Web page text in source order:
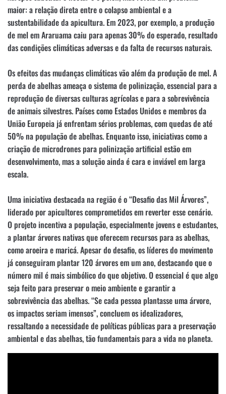
maior: a relação direta entre o colapso ambiental e a
sustentabilidade da apicultura. Em 2023, por exemplo, a produção
de mel em Araruama caiu para apenas 30% do esperado, resultado
das condições climáticas adversas e da falta de recursos naturais.
Os efeitos das mudanças climáticas vão além da produção de mel. A
perda de abelhas ameaça o sistema de polinização, essencial para a
reprodução de diversas culturas agrícolas e para a sobrevivência
de animais silvestres. Países como Estados Unidos e membros da
União Europeia já enfrentam sérios problemas, com quedas de até
50% na população de abelhas. Enquanto isso, iniciativas como a
criação de microdrones para polinização artificial estão em
desenvolvimento, mas a solução ainda é cara e inviável em larga
escala.
Uma iniciativa destacada na região é o “Desafio das Mil Árvores”,
liderado por apicultores comprometidos em reverter esse cenário.
O projeto incentiva a população, especialmente jovens e estudantes,
a plantar árvores nativas que oferecem recursos para as abelhas,
como aroeira e maricá. Apesar do desafio, os líderes do movimento
já conseguiram plantar 120 árvores em um ano, destacando que o
número mil é mais simbólico do que objetivo. O essencial é que algo
seja feito para preservar o meio ambiente e garantir a
sobrevivência das abelhas. “Se cada pessoa plantasse uma árvore,
os impactos seriam imensos”, concluem os idealizadores,
ressaltando a necessidade de políticas públicas para a preservação
ambiental e das abelhas, tão fundamentais para a vida no planeta.